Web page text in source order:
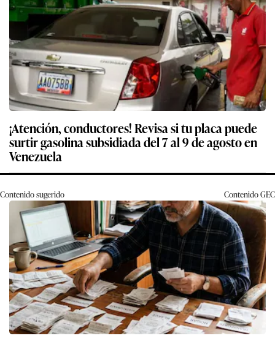
¡Atención, conductores! Revisa si tu placa puede
surtir gasolina subsidiada del 7 al 9 de agosto en
Venezuela
Contenido sugerido ContenidoGEC